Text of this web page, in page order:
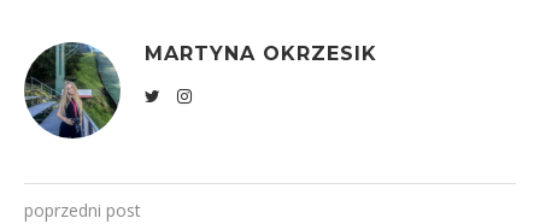
MARTYNA OKRZESIK
poprzedni post